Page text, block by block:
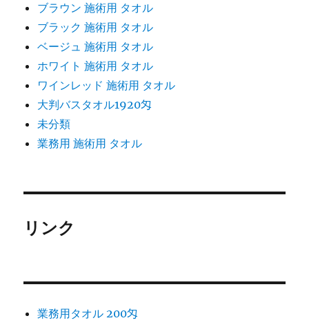
ブラウン 施術用 タオル
ブラック 施術用 タオル
ベージュ 施術用 タオル
ホワイト 施術用 タオル
ワインレッド 施術用 タオル
大判バスタオル1920匁
未分類
業務用 施術用 タオル
リンク
業務用タオル 200匁